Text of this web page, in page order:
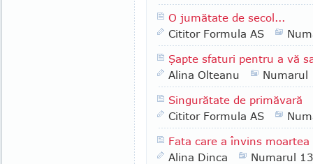
O jumătate de secol...
Cititor Formula AS
Şapte sfaturi pentru a vă
Alina Olteanu
Numarul
Singurătate de primăvară
Cititor Formula AS
Fata care a învins
Alina Dinca
Numarul